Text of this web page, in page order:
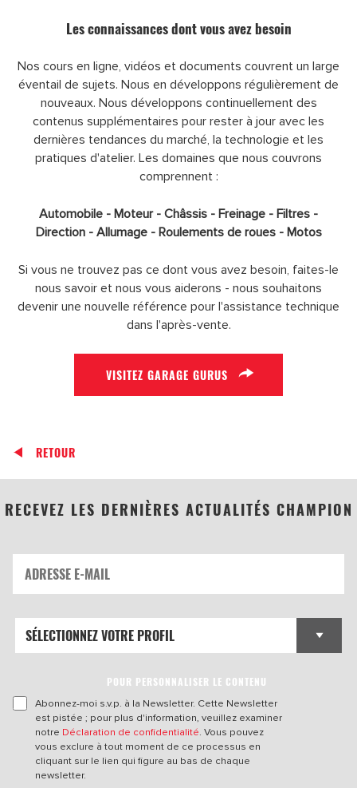
Les connaissances dont vous avez besoin
Nos cours en ligne, vidéos et documents couvrent un large
éventail de sujets. Nous en développons régulièrement de
nouveaux. Nous développons continuellement des
contenus supplémentaires pour rester à jour avec les
dernières tendances du marché, la technologie et les
pratiques d'atelier. Les domaines que nous couvrons
comprennent :
Automobile - Moteur - Châssis - Freinage - Filtres -
Direction - Allumage - Roulements de roues - Motos
Si vous ne trouvez pas ce dont vous avez besoin, faites-le
nous savoir et nous vous aiderons - nous souhaitons
devenir une nouvelle référence pour l'assistance technique
dans l'après-vente.
VISITEZ GARAGE GURUS
RETOUR
RECEVEZ LES DERNIÈRES ACTUALITÉS CHAMPION
POUR PERSONNALISER LE CONTENU
Abonnez-moi s.v.p. à la Newsletter. Cette Newsletter
est pistée ; pour plus d'information, veuillez examiner
notre Déclaration de confidentialité. Vous pouvez
vous exclure à tout moment de ce processus en
cliquant sur le lien qui figure au bas de chaque
newsletter.